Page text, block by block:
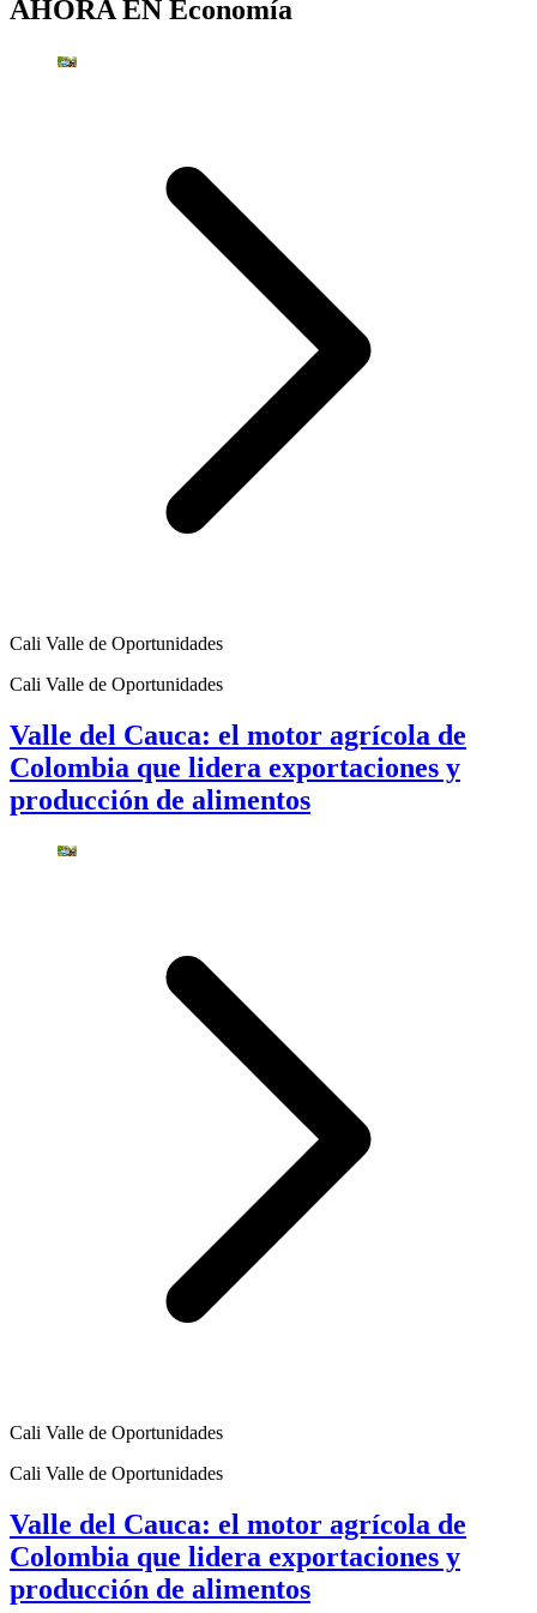
AHORA EN Economía
Cali Valle de Oportunidades
Cali Valle de Oportunidades
Valle del Cauca: el motor agrícola de
Colombia que lidera exportaciones y
producción de alimentos
Cali Valle de Oportunidades
Cali Valle de Oportunidades
Valle del Cauca: el motor agrícola de
Colombia que lidera exportaciones y
producción de alimentos